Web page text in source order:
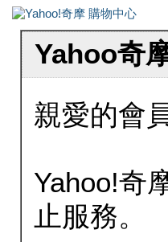
Yahoo奇
親愛的會
Yahoo!奇
止服務。